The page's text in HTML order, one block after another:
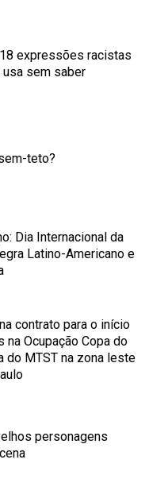
expressões racistas
sem saber
teto?
Dia Internacional da
Latino-Americano e
contrato para o início
na Ocupação Copa do
do MTST na zona leste
personagens